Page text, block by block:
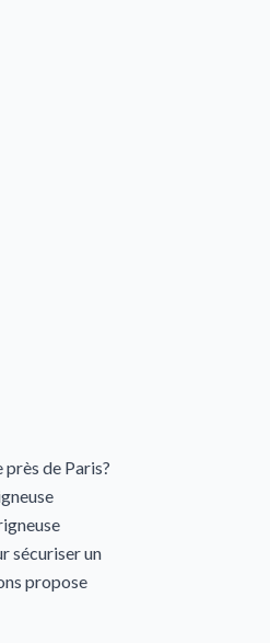
de Paris?
sécuriser un
propose